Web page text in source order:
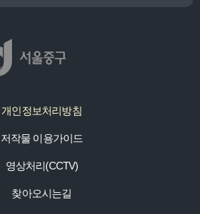
개인정보처리방침
저작물 이용가이드
영상처리(CCTV)
찾아오시는길